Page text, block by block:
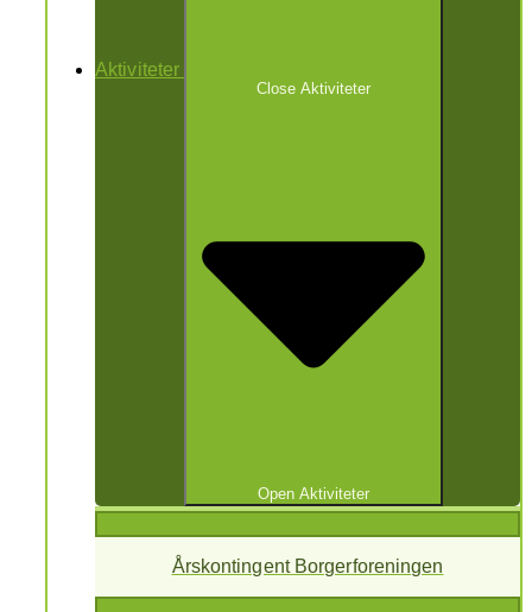
Aktiviteter
Close Aktiviteter
Open Aktiviteter
Årskontingent Borgerforeningen